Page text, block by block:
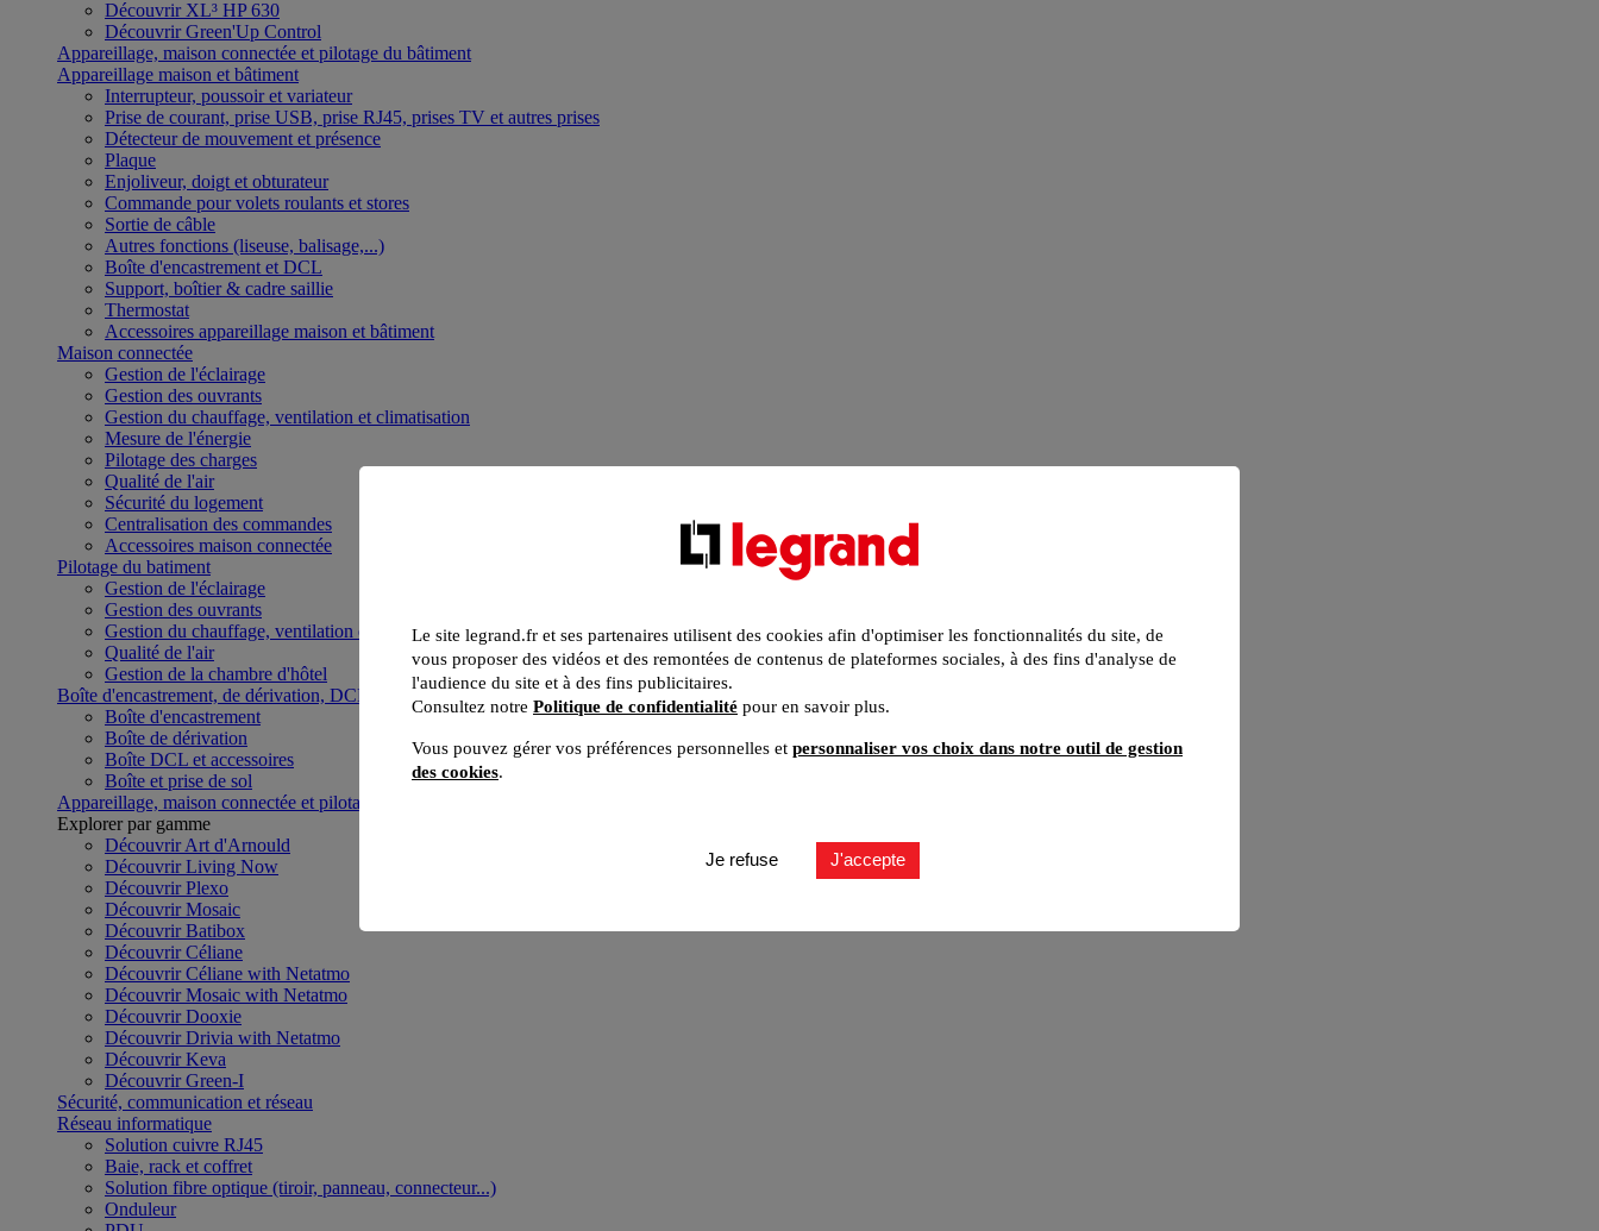
Découvrir XL³ HP 630
Découvrir Green'Up Control
Appareillage, maison connectée et pilotage du bâtiment
Appareillage maison et bâtiment
Interrupteur, poussoir et variateur
Prise de courant, prise USB, prise RJ45, prises TV et autres prises
Détecteur de mouvement et présence
Plaque
Enjoliveur, doigt et obturateur
Commande pour volets roulants et stores
Sortie de câble
Autres fonctions (liseuse, balisage,...)
Boîte d'encastrement et DCL
Support, boîtier & cadre saillie
Thermostat
Accessoires appareillage maison et bâtiment
Maison connectée
Gestion de l'éclairage
Gestion des ouvrants
Gestion du chauffage, ventilation et climatisation
Mesure de l'énergie
Pilotage des charges
Qualité de l'air
Sécurité du logement
Centralisation des commandes
Accessoires maison connectée
Pilotage du batiment
Gestion de l'éclairage
Gestion des ouvrants
Gestion du chauffage, ventilation et climatisation
Qualité de l'air
Gestion de la chambre d'hôtel
Boîte d'encastrement, de dérivation, DCL et boîte de sol
Boîte d'encastrement
Boîte de dérivation
Boîte DCL et accessoires
Boîte et prise de sol
Appareillage, maison connectée et pilotage du bâtiment
Explorer par gamme
Découvrir Art d'Arnould
Découvrir Living Now
Découvrir Plexo
Découvrir Mosaic
Découvrir Batibox
Découvrir Céliane
Découvrir Céliane with Netatmo
Découvrir Mosaic with Netatmo
Découvrir Dooxie
Découvrir Drivia with Netatmo
Découvrir Keva
Découvrir Green-I
Sécurité, communication et réseau
Réseau informatique
Solution cuivre RJ45
Baie, rack et coffret
Solution fibre optique (tiroir, panneau, connecteur...)
Onduleur
Le site legrand.fr et ses partenaires utilisent des cookies afin d'optimiser les fonctionnalités du site, de
vous proposer des vidéos et des remontées de contenus de plateformes sociales, à des fins d'analyse de
l'audience du site et à des fins publicitaires.
Consultez notre Politique de confidentialité pour en savoir plus.
Vous pouvez gérer vos préférences personnelles et personnaliser vos choix dans notre outil de gestion
des cookies.
Je refuse J'accepte